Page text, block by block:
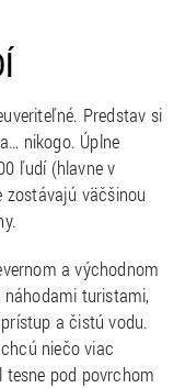
Predstav si
nikogo. Úplne
ľudí (hlavne v
zostávajú väčšinou
a východnom
turistami,
a čistú vodu.
niečo viac
pod povrchom